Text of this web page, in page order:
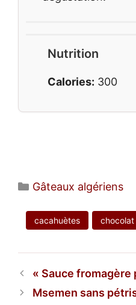
Nutrition
Calories: 300
Catégories
Gâteaux algériens
cacahuètes chocolat
Sauce fromagère
Msemen sans